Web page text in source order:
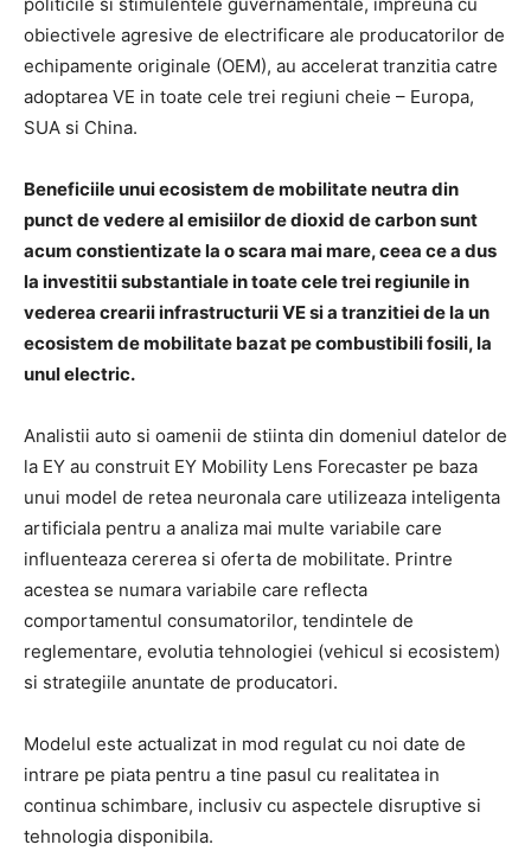
obiectivele agresive de electrificare ale producatorilor de
echipamente originale (OEM), au accelerat tranzitia catre
adoptarea VE in toate cele trei regiuni cheie – Europa,
SUA si China.
Beneficiile unui ecosistem de mobilitate neutra din
punct de vedere al emisiilor de dioxid de carbon sunt
acum constientizate la o scara mai mare, ceea ce a dus
la investitii substantiale in toate cele trei regiunile in
vederea crearii infrastructurii VE si a tranzitiei de la un
ecosistem de mobilitate bazat pe combustibili fosili, la
unul electric.
Analistii auto si oamenii de stiinta din domeniul datelor de
la EY au construit EY Mobility Lens Forecaster pe baza
unui model de retea neuronala care utilizeaza inteligenta
artificiala pentru a analiza mai multe variabile care
influenteaza cererea si oferta de mobilitate. Printre
acestea se numara variabile care reflecta
comportamentul consumatorilor, tendintele de
reglementare, evolutia tehnologiei (vehicul si ecosistem)
si strategiile anuntate de producatori.
Modelul este actualizat in mod regulat cu noi date de
intrare pe piata pentru a tine pasul cu realitatea in
continua schimbare, inclusiv cu aspectele disruptive si
tehnologia disponibila.